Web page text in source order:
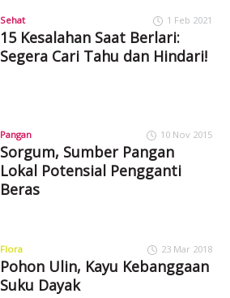
Sehat 1 Feb 2021
15 Kesalahan Saat Berlari:
Segera Cari Tahu dan Hindari!
Pangan 10 Nov 2015
Sorgum, Sumber Pangan
Lokal Potensial Pengganti
Beras
Flora 23 Mar 2018
Pohon Ulin, Kayu Kebanggaan
Suku Dayak